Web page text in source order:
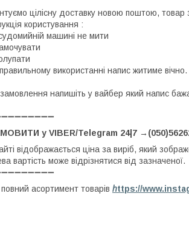
цілісну доставку новою поштою, товар
користування :
машині не мити
використанні напис житиме вічно.
напишіть у вайбер який напис
у VIBER/Telegram 24|7
відображається ціна за виріб, який
вартість може відрізнятися від зазначеної.
асортимент товарів https://